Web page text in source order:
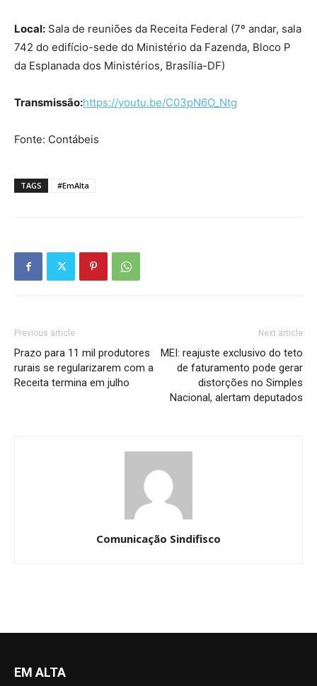
Local: Sala de reuniões da Receita Federal (7º andar, sala
742 do edifício-sede do Ministério da Fazenda, Bloco P
da Esplanada dos Ministérios, Brasília-DF)
Transmissão:https://youtu.be/C03pN6O_Ntg
Fonte: Contábeis
TAGS #EmAlta
Previous article
Prazo para 11 mil produtores
rurais se regularizarem com a
Receita termina em julho
Next article
MEI: reajuste exclusivo do teto
de faturamento pode gerar
distorções no Simples
Nacional, alertam deputados
Comunicação Sindifisco
EM ALTA